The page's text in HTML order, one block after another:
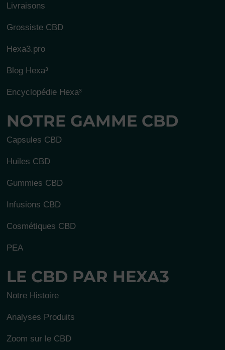
Livraisons
Grossiste CBD
Hexa3.pro
Blog Hexa³
Encyclopédie Hexa³
NOTRE GAMME CBD
Capsules CBD
Huiles CBD
Gummies CBD
Infusions CBD
Cosmétiques CBD
PEA
LE CBD PAR HEXA3
Notre Histoire
Analyses Produits
Zoom sur le CBD